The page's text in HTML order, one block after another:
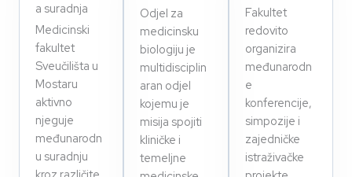
a suradnja
Medicinski
fakultet
Sveučilišta u
Mostaru
aktivno
njeguje
međunarodn
u suradnju
Odjel za
medicinsku
biologiju je
multidisciplin
aran odjel
kojemu je
misija spojiti
kliničke i
temeljne
Fakultet
redovito
organizira
međunarodn
e
konferencije,
simpozije i
zajedničke
istraživačke